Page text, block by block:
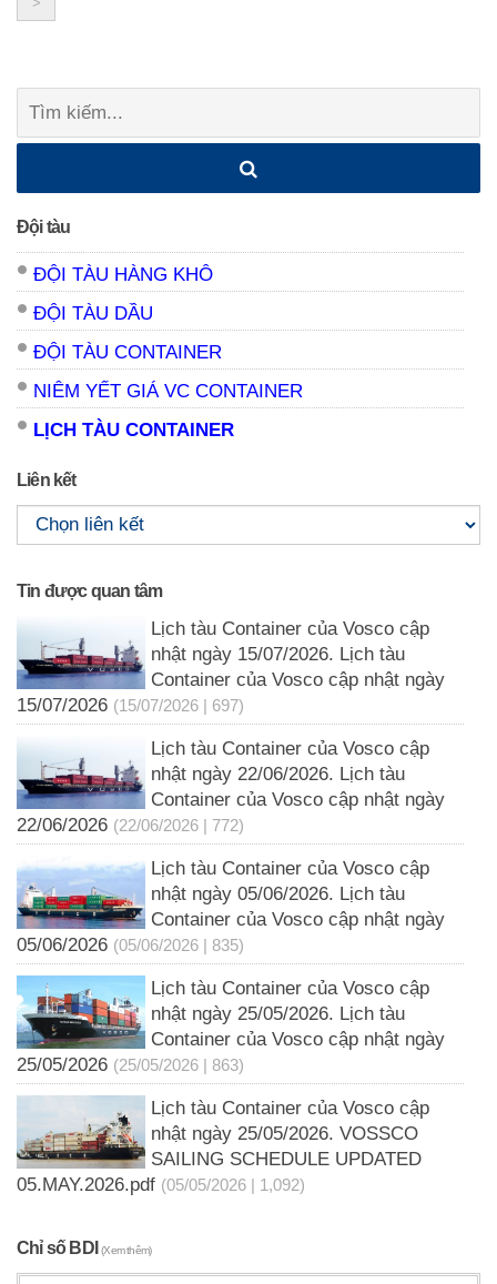
navigation
Tìm
Đội tàu
ĐỘI TÀU HÀNG KHÔ
ĐỘI TÀU DẦU
ĐỘI TÀU CONTAINER
NIÊM YẾT GIÁ VC CONTAINER
LỊCH TÀU CONTAINER
Liên kết
Tin được quan tâm
Lịch tàu Container của Vosco cập
nhật ngày 15/07/2026. Lịch tàu
Container của Vosco cập nhật ngày
15/07/2026 (15/07/2026 | 697)
Lịch tàu Container của Vosco cập
nhật ngày 22/06/2026. Lịch tàu
Container của Vosco cập nhật ngày
22/06/2026 (22/06/2026 | 772)
Lịch tàu Container của Vosco cập
nhật ngày 05/06/2026. Lịch tàu
Container của Vosco cập nhật ngày
05/06/2026 (05/06/2026 | 835)
Lịch tàu Container của Vosco cập
nhật ngày 25/05/2026. Lịch tàu
Container của Vosco cập nhật ngày
25/05/2026 (25/05/2026 | 863)
Lịch tàu Container của Vosco cập
nhật ngày 25/05/2026. VOSSCO
SAILING SCHEDULE UPDATED
05.MAY.2026.pdf (05/05/2026 | 1,092)
Chỉ số BDI(Xem thêm)